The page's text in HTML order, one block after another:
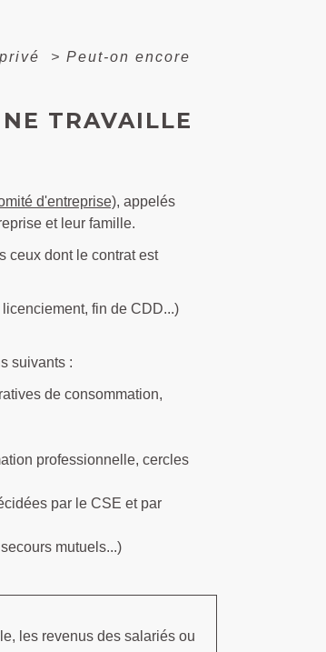
> Peut-on encore
TRAVAILLE
d'entreprise), appelés
et leur famille.
ceux dont le contrat est
fin de CDD...)
suivants :
de consommation,
professionnelle, cercles
par le CSE et par
mutuels...)
les revenus des salariés ou